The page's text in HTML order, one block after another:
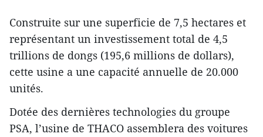
Construite sur une superficie de 7,5 hectares et
représentant un investissement total de 4,5
trillions de dongs (195,6 millions de dollars),
cette usine a une capacité annuelle de 20.000
unités.
Dotée des dernières technologies du groupe
PSA, l’usine de THACO assemblera des voitures